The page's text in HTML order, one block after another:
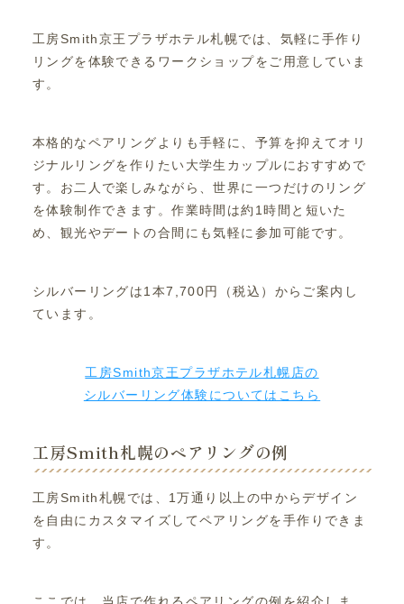
工房Smith京王プラザホテル札幌では、気軽に手作り
リングを体験できるワークショップをご用意していま
す。
本格的なペアリングよりも手軽に、予算を抑えてオリ
ジナルリングを作りたい大学生カップルにおすすめで
す。お二人で楽しみながら、世界に一つだけのリング
を体験制作できます。作業時間は約1時間と短いた
め、観光やデートの合間にも気軽に参加可能です。
シルバーリングは1本7,700円（税込）からご案内し
ています。
工房Smith京王プラザホテル札幌店の
シルバーリング体験についてはこちら
工房Smith札幌のペアリングの例
工房Smith札幌では、1万通り以上の中からデザイン
を自由にカスタマイズしてペアリングを手作りできま
す。
ここでは、当店で作れるペアリングの例を紹介しま